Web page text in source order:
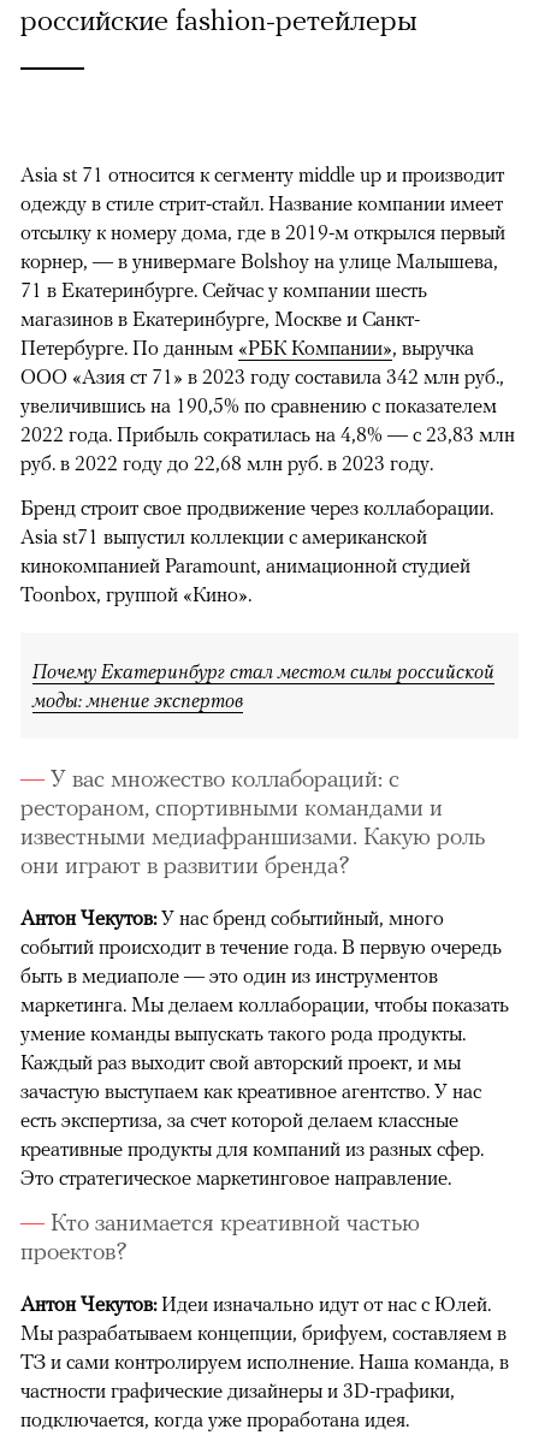
российские fashion-ретейлеры
Asia st 71 относится к сегменту middle up и производит
одежду в стиле стрит-стайл. Название компании имеет
отсылку к номеру дома, где в 2019-м открылся первый
корнер, — в универмаге Bolshoy на улице Малышева,
71 в Екатеринбурге. Сейчас у компании шесть
магазинов в Екатеринбурге, Москве и Санкт-
Петербурге. По данным «РБК Компании», выручка
ООО «Азия ст 71» в 2023 году составила 342 млн руб.,
увеличившись на 190,5% по сравнению с показателем
2022 года. Прибыль сократилась на 4,8% — с 23,83 млн
руб. в 2022 году до 22,68 млн руб. в 2023 году.
Бренд строит свое продвижение через коллаборации.
Asia st71 выпустил коллекции с американской
кинокомпанией Paramount, анимационной студией
Toonbox, группой «Кино».
Почему Екатеринбург стал местом силы российской
моды: мнение экспертов
00:00 / 00:00
У вас множество коллабораций: с
рестораном, спортивными командами и
известными медиафраншизами. Какую роль
они играют в развитии бренда?
Антон Чекутов:У нас бренд событийный, много
событий происходит в течение года. В первую очередь
быть в медиаполе — это один из инструментов
маркетинга. Мы делаем коллаборации, чтобы показать
умение команды выпускать такого рода продукты.
Каждый раз выходит свой авторский проект, и мы
зачастую выступаем как креативное агентство. У нас
есть экспертиза, за счет которой делаем классные
креативные продукты для компаний из разных сфер.
Это стратегическое маркетинговое направление.
Кто занимается креативной частью
проектов?
Антон Чекутов:Идеи изначально идут от нас с Юлей.
Мы разрабатываем концепции, брифуем, составляем в
ТЗ и сами контролируем исполнение. Наша команда, в
частности графические дизайнеры и 3D-графики,
подключается, когда уже проработана идея.